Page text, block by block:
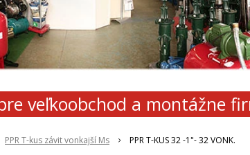
veľkoobchod a montážne
PPR T-kus závit vonkajší Ms PPR T-KUS 32 -1"- 32 VONK.